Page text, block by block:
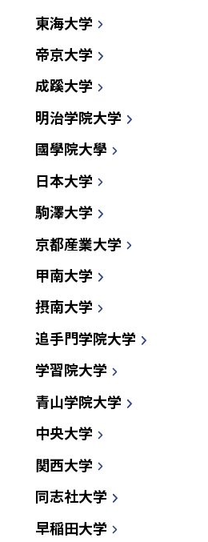
東海大学
帝京大学
成蹊大学
明治学院大学
國學院大學
日本大学
駒澤大学
京都産業大学
甲南大学
摂南大学
追手門学院大学
学習院大学
青山学院大学
中央大学
関西大学
同志社大学
早稲田大学